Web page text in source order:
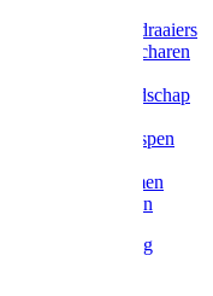
Schroevendraaiers
Tangen / Scharen
Meetgereedschap
Vijlen / Raspen
Lijmklemmen
Waterpassen
Bouwbeslag